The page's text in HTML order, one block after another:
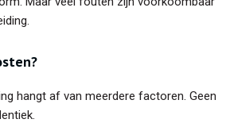
hangt af van meerdere factoren. Geen